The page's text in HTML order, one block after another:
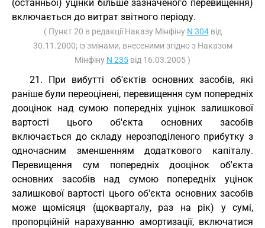
(останньої) уцінки більше зазначеного перевищення)
включається до витрат звітного періоду.
( Пункт 20 в редакції Наказу Мінфіну N 304від
30.11.2000; із змінами, внесеними згідно з Наказом
Мінфіну N 235 від 16.03.2005 )
21. При вибутті об'єктів основних засобів, які
раніше були переоцінені, перевищення сум попередніх
дооцінок над сумою попередніх уцінок залишкової
вартості цього об'єкта основних засобів
включається до складу нерозподіленого прибутку з
одночасним зменшенням додаткового капіталу.
Перевищення сум попередніх дооцінок об'єкта
основних засобів над сумою попередніх уцінок
залишкової вартості цього об'єкта основних засобів
може щомісяця (щокварталу, раз на рік) у сумі,
пропорційній нарахуванню амортизації, включатися